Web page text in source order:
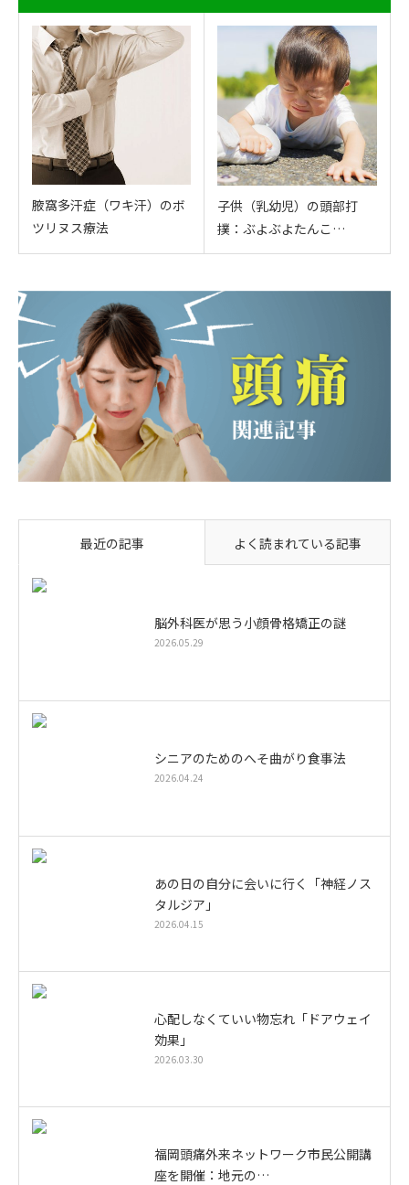
腋窩多汗症（ワキ汗）のボ
ツリヌス療法
子供（乳幼児）の頭部打
撲：ぶよぶよたんこ…
最近の記事 よく読まれている記事
脳外科医が思う小顔骨格矯正の謎
2026.05.29
シニアのためのへそ曲がり食事法
2026.04.24
あの日の自分に会いに行く「神経ノス
タルジア」
2026.04.15
心配しなくていい物忘れ「ドアウェイ
効果」
2026.03.30
福岡頭痛外来ネットワーク市民公開講
座を開催：地元の…